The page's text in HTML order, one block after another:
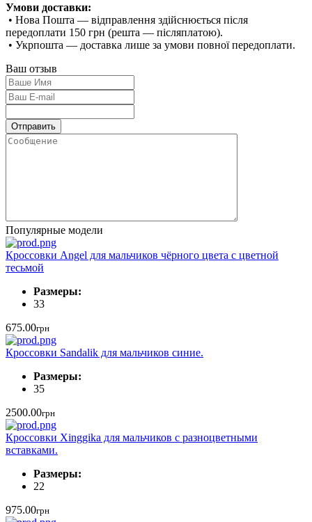
Умови доставки:
• Нова Пошта — відправлення здійснюється після
передоплати 150 грн (решта — післяплатою).
• Укрпошта — доставка лише за умови повної передоплати.
Ваш отзыв
Популярные модели
Кроссовки Angel для мальчиков чёрного цвета с цветной
тесьмой
Размеры:
33
675.00грн
Кроссовки Sandalik для мальчиков синие.
Размеры:
35
2500.00грн
Кроссовки Xinggika для мальчиков с разноцветными
вставками.
Размеры:
22
975.00грн